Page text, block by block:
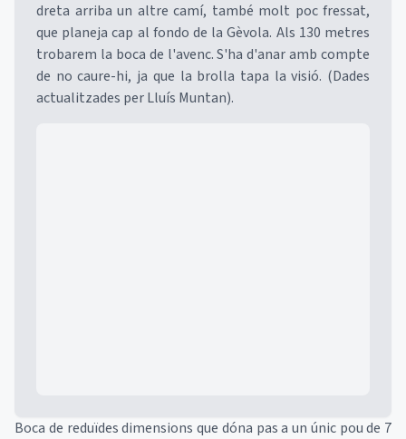
dreta arriba un altre camí, també molt poc fressat,
que planeja cap al fondo de la Gèvola. Als 130 metres
trobarem la boca de l'avenc. S'ha d'anar amb compte
de no caure-hi, ja que la brolla tapa la visió. (Dades
actualitzades per Lluís Muntan).
Boca de reduïdes dimensions que dóna pas a un únic pou de 7